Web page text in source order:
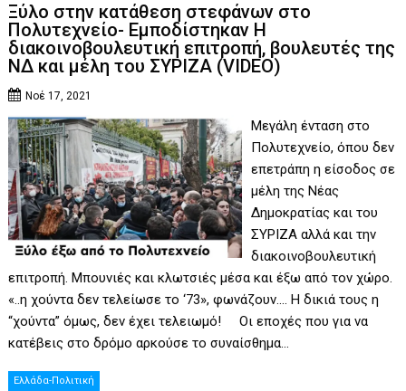
Ξύλο στην κατάθεση στεφάνων στο
Πολυτεχνείο- Εμποδίστηκαν H
διακοινοβουλευτική επιτροπή, βουλευτές της
ΝΔ και μέλη του ΣΥΡΙΖΑ (VIDEO)
Νοέ 17, 2021
Μεγάλη ένταση στο
Πολυτεχνείο, όπου δεν
επετράπη η είσοδος σε
μέλη της Νέας
Δημοκρατίας και του
ΣΥΡΙΖΑ αλλά και την
διακοινοβουλευτική
επιτροπή. Μπουνιές και κλωτσιές μέσα και έξω από τον χώρο.
«..η χούντα δεν τελείωσε το ‘73», φωνάζουν…. Η δικιά τους η
“χούντα” όμως, δεν έχει τελειωμό! Οι εποχές που για να
κατέβεις στο δρόμο αρκούσε το συναίσθημα…
Ελλάδα-Πολιτική